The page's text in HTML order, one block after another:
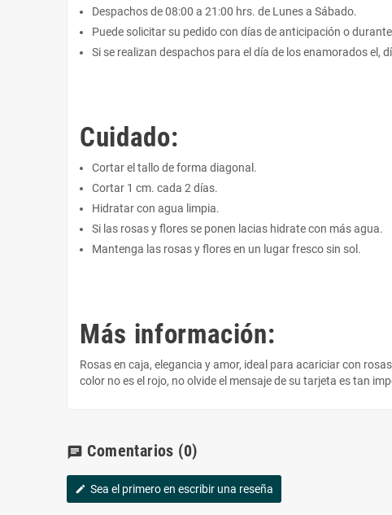
Despachos de 08:00 a 21:00 hrs. de Lunes a Sábado.
Puede solicitar su pedido con días de anticipación o durante
Si se realizan despachos para el día de los enamorados el,
Cuidado:
Cortar el tallo de forma diagonal.
Cortar 1 cm. cada 2 días.
Hidratar con agua limpia.
Si las rosas y flores se ponen lacias hidrate con más agua.
Mantenga las rosas y flores en un lugar fresco sin sol.
Más información:
Rosas en caja, elegancia y amor, ideal para acariciar con
color no es el rojo, no olvide el mensaje de su tarjeta es tan
chat Comentarios (0)
edit Sea el primero en escribir una reseña